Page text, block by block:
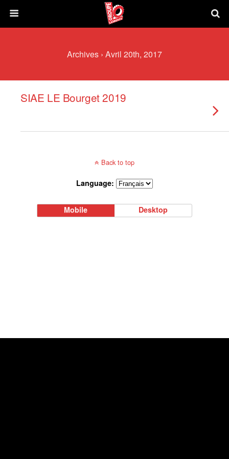
Archives › Avril 20th, 2017
SIAE LE Bourget 2019
Back to top
Language:
Mobile Desktop